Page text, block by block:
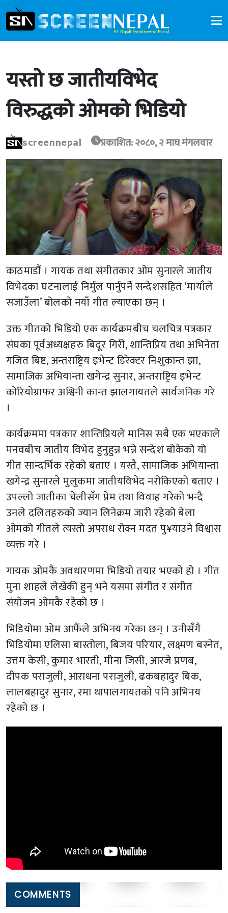
यस्तो छ जातीयविभेद
विरुद्धको ओमको भिडियो
screennepal प्रकाशित: २०८०, २ माघ मंगलवार
काठमाडौं । गायक तथा संगीतकार ओम सुनारले जातीय
विभेदका घटनालाई निर्मुल पार्नुपर्ने सन्देशसहित ‘मायाँले
सजाउँला’ बोलको नयाँ गीत ल्याएका छन् ।
उक्त गीतको भिडियो एक कार्यक्रमबीच चलचित्र पत्रकार
संघका पूर्वअध्यक्षहरु बिदूर गिरी, शान्तिप्रिय तथा अभिनेता
गजित बिष्ट, अन्तराष्ट्रिय इभेन्ट डिरेक्टर निशुकान्त झा,
सामाजिक अभियान्ता खगेन्द्र सुनार, अन्तराष्ट्रिय इभेन्ट
कोरियोग्राफर अश्विनी कान्त झालगायतले सार्वजनिक गरे
।
कार्यक्रममा पत्रकार शान्तिप्रियले मानिस सबै एक भएकाले
मनवबीच जातीय विभेद हुनुहुन्न भन्ने सन्देश बोकेको यो
गीत सान्दर्भिक रहेको बताए । यस्तै, सामाजिक अभियान्ता
खगेन्द्र सुनारले मुलुकमा जातीयविभेद नरोकिएको बताए ।
उपल्लो जातीका चेलीसँग प्रेम तथा विवाह गरेको भन्दै
उनले दलितहरुको ज्यान लिनेक्रम जारी रहेको बेला
ओमको गीतले त्यस्तो अपराध रोक्न मदत पु¥याउने विश्वास
व्यक्त गरे ।
गायक ओमकै अवधारणमा भिडियो तयार भएको हो । गीत
मुना शाहले लेखेकी हुन् भने यसमा संगीत र संगीत
संयोजन ओमकै रहेको छ ।
भिडियोमा ओम आफैंले अभिनय गरेका छन् । उनीसँगै
भिडियोमा एलिसा बास्तोला, बिजय परियार, लक्ष्मण बस्नेत,
उत्तम केसी, कुमार भारती, मीना जिसी, आरजे प्रणब,
दीपक पराजुली, आराधना पराजुली, ढकबहादुर बिक,
लालबहादुर सुनार, रमा थापालगायतको पनि अभिनय
रहेको छ ।
COMMENTS